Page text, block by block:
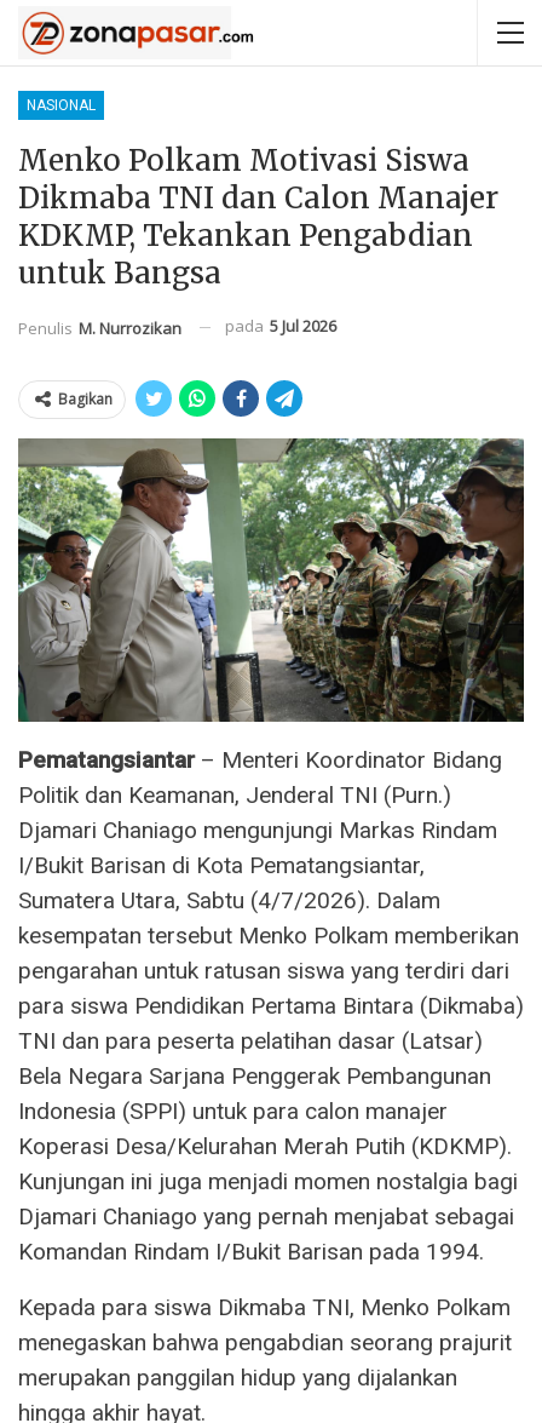
NASIONAL
Menko Polkam Motivasi Siswa
Dikmaba TNI dan Calon Manajer
KDKMP, Tekankan Pengabdian
untuk Bangsa
Penulis M. Nurrozikan pada 5 Jul 2026
Bagikan
Pematangsiantar– Menteri Koordinator Bidang
Politik dan Keamanan, Jenderal TNI (Purn.)
Djamari Chaniago mengunjungi Markas Rindam
I/Bukit Barisan di Kota Pematangsiantar,
Sumatera Utara, Sabtu (4/7/2026). Dalam
kesempatan tersebut Menko Polkam memberikan
pengarahan untuk ratusan siswa yang terdiri dari
para siswa Pendidikan Pertama Bintara (Dikmaba)
TNI dan para peserta pelatihan dasar (Latsar)
Bela Negara Sarjana Penggerak Pembangunan
Indonesia (SPPI) untuk para calon manajer
Koperasi Desa/Kelurahan Merah Putih (KDKMP).
Kunjungan ini juga menjadi momen nostalgia bagi
Djamari Chaniago yang pernah menjabat sebagai
Komandan Rindam I/Bukit Barisan pada 1994.
Kepada para siswa Dikmaba TNI, Menko Polkam
menegaskan bahwa pengabdian seorang prajurit
merupakan panggilan hidup yang dijalankan
hingga akhir hayat.